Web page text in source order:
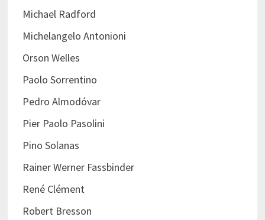
Michael Radford
Michelangelo Antonioni
Orson Welles
Paolo Sorrentino
Pedro Almodóvar
Pier Paolo Pasolini
Pino Solanas
Rainer Werner Fassbinder
René Clément
Robert Bresson